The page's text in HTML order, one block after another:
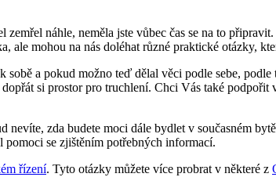
náhle, neměla jste vůbec čas se na to
ale mohou na nás doléhat různé praktické otázky,
a pokud možno teď dělal věci podle sebe,
si prostor pro truchlení. Chci Vás také
zda budete moci dále bydlet v současném
se zjištěním potřebných informací.
řízení. Tyto otázky můžete více probrat v některé z